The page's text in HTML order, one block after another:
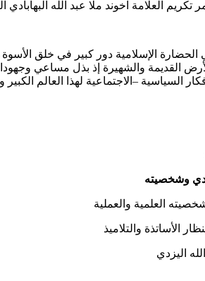
العلامة آخوند ملا عبد الله البهابادي
الحضارة الإسلامية دور كبير في خلق
القديمة والشهيرة إذ بذل مساعي
السياسية –الاجتماعية لهذا العالم
وشخصيته
العلمية والعملية
الأساتذة والتلاميذ
اليزدي